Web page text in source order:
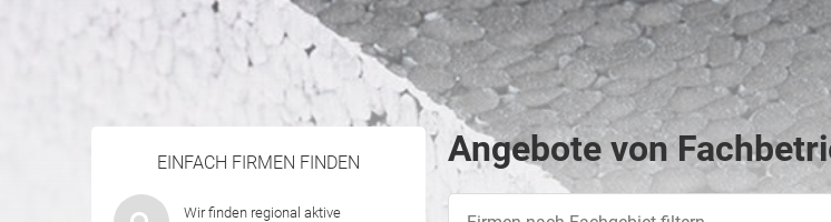
EINFACH FIRMEN FINDEN
Wir finden regional aktive
Angebote von